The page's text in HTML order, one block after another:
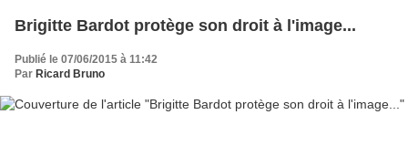
Brigitte Bardot protège son droit à l'image...
Publié le 07/06/2015 à 11:42
Par Ricard Bruno